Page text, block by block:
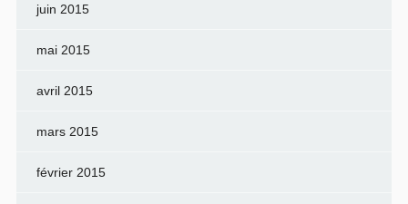
juin 2015
mai 2015
avril 2015
mars 2015
février 2015